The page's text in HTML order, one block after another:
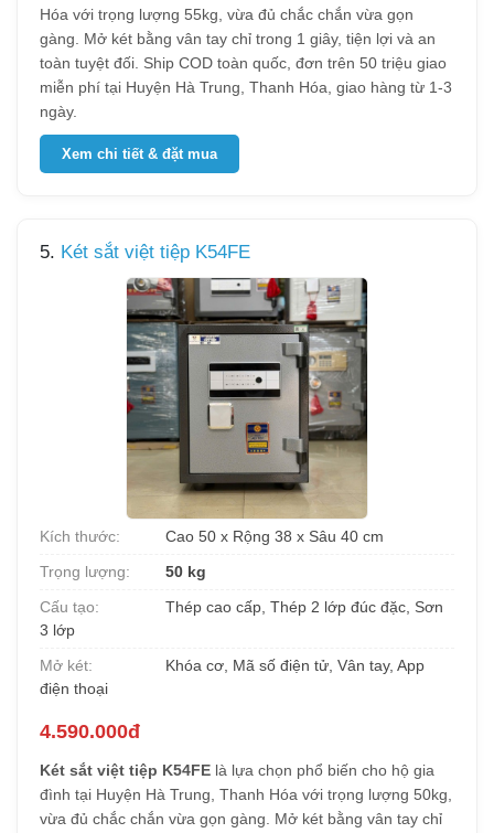
Hóa với trọng lượng 55kg, vừa đủ chắc chắn vừa gọn
gàng. Mở két bằng vân tay chỉ trong 1 giây, tiện lợi và an
toàn tuyệt đối. Ship COD toàn quốc, đơn trên 50 triệu giao
miễn phí tại Huyện Hà Trung, Thanh Hóa, giao hàng từ 1-3
ngày.
Xem chi tiết & đặt mua
5. Két sắt việt tiệp K54FE
Kích thước:
Cao 50 x Rộng 38 x Sâu 40 cm
Trọng lượng:
50 kg
Cấu tạo:
Thép cao cấp, Thép 2 lớp đúc đặc, Sơn
3 lớp
Mở két:
Khóa cơ, Mã số điện tử, Vân tay, App
điện thoại
4.590.000đ
Két sắt việt tiệp K54FE là lựa chọn phổ biến cho hộ gia
đình tại Huyện Hà Trung, Thanh Hóa với trọng lượng 50kg,
vừa đủ chắc chắn vừa gọn gàng. Mở két bằng vân tay chỉ